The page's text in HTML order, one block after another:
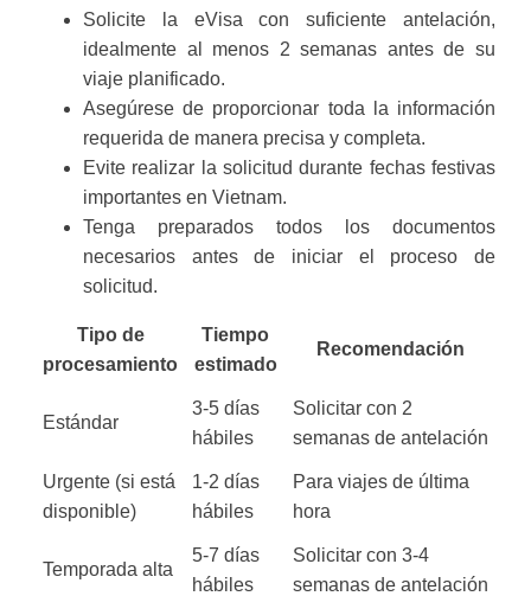
Solicite la eVisa con suficiente antelación,
idealmente al menos 2 semanas antes de su
viaje planificado.
Asegúrese de proporcionar toda la información
requerida de manera precisa y completa.
Evite realizar la solicitud durante fechas festivas
importantes en Vietnam.
Tenga preparados todos los documentos
necesarios antes de iniciar el proceso de
solicitud.
Tipo de
procesamiento
Tiempo
estimado
Recomendación
Estándar
3-5 días
hábiles
Solicitar con 2
semanas de antelación
Urgente (si está
disponible)
1-2 días
hábiles
Para viajes de última
hora
Temporada alta
5-7 días
hábiles
Solicitar con 3-4
semanas de antelación